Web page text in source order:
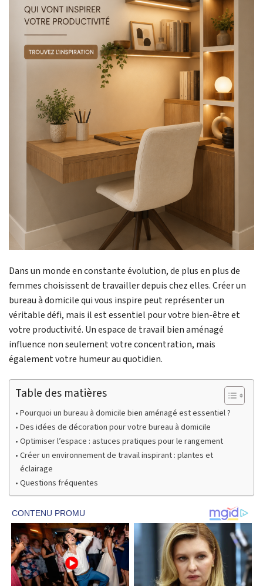
Dans un monde en constante évolution, de plus en plus de
femmes choisissent de travailler depuis chez elles. Créer un
bureau à domicile qui vous inspire peut représenter un
véritable défi, mais il est essentiel pour votre bien-être et
votre productivité. Un espace de travail bien aménagé
influence non seulement votre concentration, mais
également votre humeur au quotidien.
Table des matières
Pourquoi un bureau à domicile bien aménagé est essentiel ?
Des idées de décoration pour votre bureau à domicile
Optimiser l’espace : astuces pratiques pour le rangement
Créer un environnement de travail inspirant : plantes et
éclairage
Questions fréquentes